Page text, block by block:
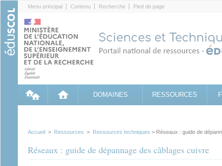
Menu principal Contenu Recherche Pied de page
DOMAINES RESSOURCES
Accueil > Ressources > Ressources techniques > Réseaux : guide de
Réseaux : guide de dépannage des câblages cuivre